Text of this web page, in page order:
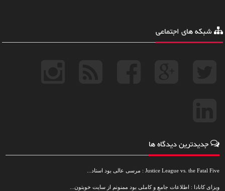
شبکه های اجتماعی
جدیدترین دیدگاه ها
Justice League vs. the Fatal Five : مرسی عالی بود استاد...
ویزای کانادا : اطلاعات جامع و کاملی بود ممنونم از سایت خوبتون...